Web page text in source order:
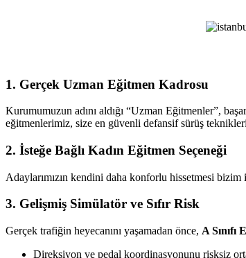
Kursu
1. Gerçek Uzman Eğitmen Kadrosu
Kurumumuzun adını aldığı “Uzman Eğitmenler”,
eğitmenlerimiz, size en güvenli defansif sürüş
2. İsteğe Bağlı Kadın Eğitmen Seçeneği
Adaylarımızın kendini daha konforlu hissetmesi
3. Gelişmiş Simülatör ve Sıfır Risk
Gerçek trafiğin heyecanını yaşamadan önce, A Sınıfı
Direksiyon ve pedal koordinasyonunu risksiz